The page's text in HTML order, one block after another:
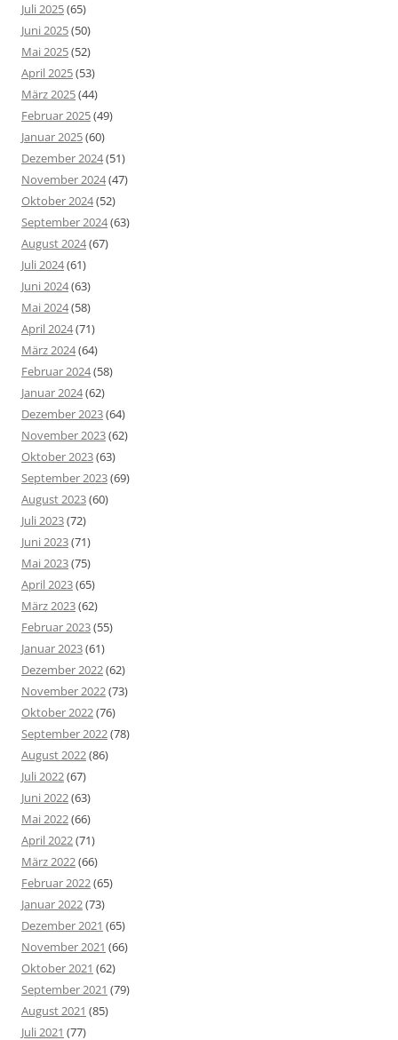
Juli 2025(65)
Juni 2025(50)
Mai 2025(52)
April 2025(53)
März 2025(44)
Februar 2025(49)
Januar 2025(60)
Dezember 2024(51)
November 2024(47)
Oktober 2024(52)
September 2024(63)
August 2024(67)
Juli 2024(61)
Juni 2024(63)
Mai 2024(58)
April 2024(71)
März 2024(64)
Februar 2024(58)
Januar 2024(62)
Dezember 2023(64)
November 2023(62)
Oktober 2023(63)
September 2023(69)
August 2023(60)
Juli 2023(72)
Juni 2023(71)
Mai 2023(75)
April 2023(65)
März 2023(62)
Februar 2023(55)
Januar 2023(61)
Dezember 2022(62)
November 2022(73)
Oktober 2022(76)
September 2022(78)
August 2022(86)
Juli 2022(67)
Juni 2022(63)
Mai 2022(66)
April 2022(71)
März 2022(66)
Februar 2022(65)
Januar 2022(73)
Dezember 2021 (65)
November 2021 (66)
Oktober 2021 (62)
September 2021 (79)
August 2021 (85)
Juli 2021 (77)